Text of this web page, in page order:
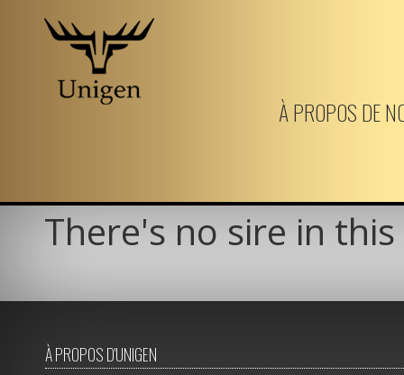
Aller
À PROPOS DE
There's no sire in
À PROPOS D'UNIGEN